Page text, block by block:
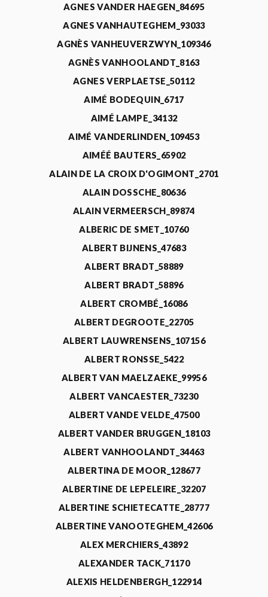
AGNES VANDER HAEGEN_84695
AGNES VANHAUTEGHEM_93033
AGNÈS VANHEUVERZWYN_109346
AGNÈS VANHOOLANDT_8163
AGNES VERPLAETSE_50112
AIMÉ BODEQUIN_6717
AIMÉ LAMPE_34132
AIMÉ VANDERLINDEN_109453
AIMÉÉ BAUTERS_65902
ALAIN DE LA CROIX D'OGIMONT_2701
ALAIN DOSSCHE_80636
ALAIN VERMEERSCH_89874
ALBERIC DE SMET_10760
ALBERT BIJNENS_47683
ALBERT BRADT_58889
ALBERT BRADT_58896
ALBERT CROMBÉ_16086
ALBERT DEGROOTE_22705
ALBERT LAUWRENSENS_107156
ALBERT RONSSE_5422
ALBERT VAN MAELZAEKE_99956
ALBERT VANCAESTER_73230
ALBERT VANDE VELDE_47500
ALBERT VANDER BRUGGEN_18103
ALBERT VANHOOLANDT_34463
ALBERTINA DE MOOR_128677
ALBERTINE DE LEPELEIRE_32207
ALBERTINE SCHIETECATTE_28777
ALBERTINE VANOOTEGHEM_42606
ALEX MERCHIERS_43892
ALEXANDER TACK_71170
ALEXIS HELDENBERGH_122914